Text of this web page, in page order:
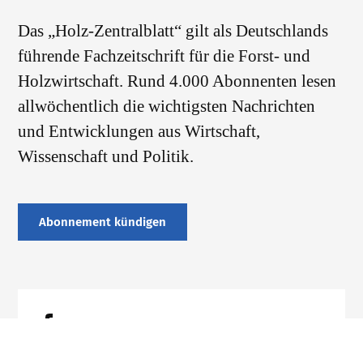
Das „Holz-Zentralblatt“ gilt als Deutschlands
führende Fachzeitschrift für die Forst- und
Holzwirtschaft. Rund 4.000 Abonnenten lesen
allwöchentlich die wichtigsten Nachrichten
und Entwicklungen aus Wirtschaft,
Wissenschaft und Politik.
Abonnement kündigen